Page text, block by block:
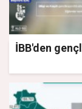
İBB'den